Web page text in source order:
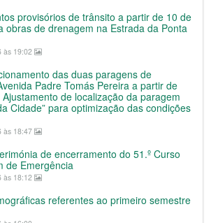
provisórios de trânsito a partir de 10 de
obras de drenagem na Estrada da Ponta
às 19:02
das duas paragens de
Padre Tomás Pereira a partir de
de localização da paragem
Cidade” para optimização das condições
às 18:47
de encerramento do 51.º Curso
de Emergência
às 18:12
referentes ao primeiro semestre